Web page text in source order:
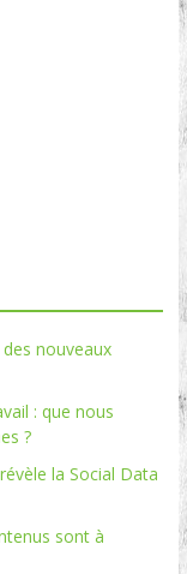
des nouveaux
: que nous
?
la Social Data
sont à